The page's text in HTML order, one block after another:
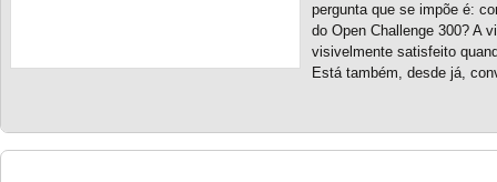
pergunta que se impõe é:
do Open Challenge 300? A
visivelmente satisfeito
Está também, desde já,